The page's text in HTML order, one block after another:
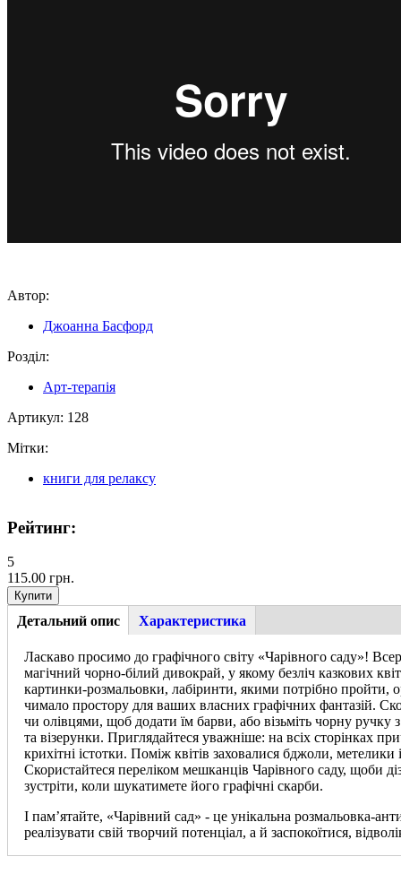
Автор:
Джоанна Басфорд
Розділ:
Арт-терапія
Артикул: 128
Мітки:
книги для релаксу
Рейтинг:
5
115.00 грн.
Tab group
Детальний опис(активна
вкладка)
Характеристика
Ласкаво просимо до графічного світу «Чарівного саду»!
магічний чорно-білий дивокрай, у якому безліч казкових
картинки-розмальовки, лабіринти, якими потрібно пройти,
чимало простору для ваших власних графічних фантазій.
чи олівцями, щоб додати їм барви, або візьміть чорну ручку
та візерунки. Приглядайтеся уважніше: на всіх сторінках
крихітні істотки. Поміж квітів заховалися бджоли,
Скористайтеся переліком мешканців Чарівного саду, щоби
зустріти, коли шукатимете його графічні скарби.
І пам’ятайте, «Чарівний сад» - це унікальна розмальовка-
реалізувати свій творчий потенціал, а й заспокоїтися,